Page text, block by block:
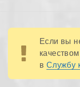
Если вы
в Службу